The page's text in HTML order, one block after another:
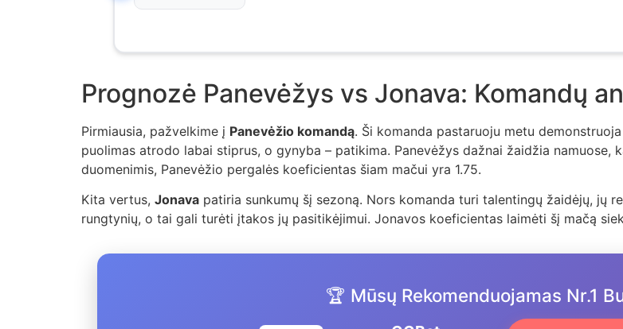
Prognozė Panevėžys vs Jonava: Komandų
Pirmiausia, pažvelkime į Panevėžio komandą. Ši komanda pastaruoju metu
puolimas atrodo labai stiprus, o gynyba – patikima. Panevėžys dažnai žaidžia namuose,
duomenimis, Panevėžio pergalės koeficientas šiam mačui yra 1.75.
Kita vertus, Jonava patiria sunkumų šį sezoną. Nors komanda turi talentingų žaidėjų, jų
rungtynių, o tai gali turėti įtakos jų pasitikėjimui. Jonavos koeficientas laimėti šį mačą
🏆 Mūsų Rekomenduojamas Nr.1